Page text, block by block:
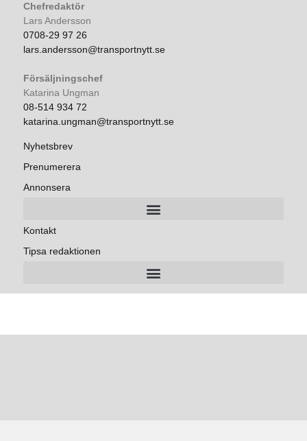
Chefredaktör
Lars Andersson
0708-29 97 26
lars.andersson@transportnytt.se
Försäljningschef
Katarina Ungman
08-514 934 72
katarina.ungman@transportnytt.se
Nyhetsbrev
Prenumerera
Annonsera
Kontakt
Tipsa redaktionen